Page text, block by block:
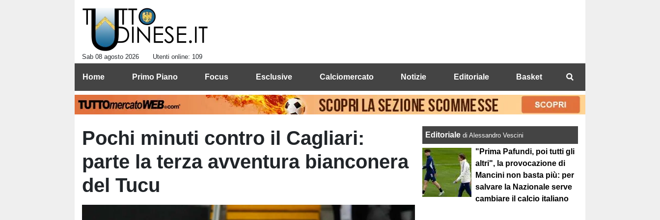
Sab 08 agosto 2026 Utenti online: 109
Home Primo Piano Focus Esclusive Calciomercato Notizie Editoriale Basket
Pochi minuti contro il Cagliari:
parte la terza avventura bianconera
del Tucu
Editorialedi Alessandro Vescini
"Prima Pafundi, poi tutti gli
altri", la provocazione di
Mancini non basta più: per
salvare la Nazionale serve
cambiare il calcio italiano